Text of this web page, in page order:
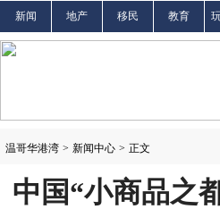
新闻 地产 移民 教育
温哥华港湾 > 新闻中心 > 正文
中国“小商品之